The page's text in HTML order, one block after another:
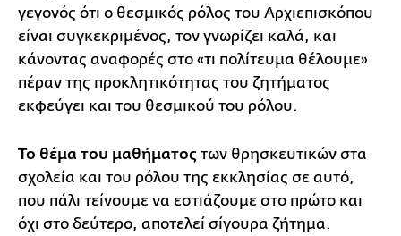
γεγονός ότι ο θεσμικός ρόλος του Αρχιεπισκόπου
είναι συγκεκριμένος, τον γνωρίζει καλά, και
κάνοντας αναφορές στο «τι πολίτευμα θέλουμε»
πέραν της προκλητικότητας του ζητήματος
εκφεύγει και του θεσμικού του ρόλου.
Το θέμα του μαθήματος των θρησκευτικών στα
σχολεία και του ρόλου της εκκλησίας σε αυτό,
που πάλι τείνουμε να εστιάζουμε στο πρώτο και
όχι στο δεύτερο, αποτελεί σίγουρα ζήτημα.